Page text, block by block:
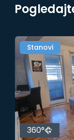
Stanovi
360°